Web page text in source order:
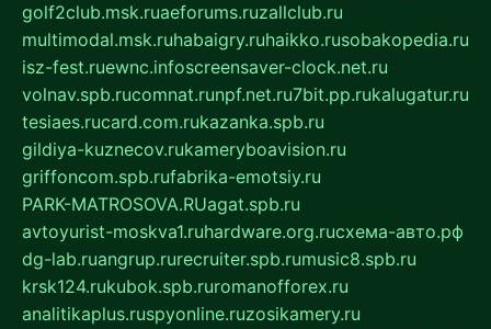
golf2club.msk.ruaeforums.ruzallclub.ru
multimodal.msk.ruhabaigry.ruhaikko.rusobakopedia.ru
isz-fest.ruewnc.infoscreensaver-clock.net.ru
volnav.spb.rucomnat.runpf.net.ru7bit.pp.rukalugatur.ru
tesiaes.rucard.com.rukazanka.spb.ru
gildiya-kuznecov.rukameryboavision.ru
griffoncom.spb.rufabrika-emotsiy.ru
PARK-MATROSOVA.RUagat.spb.ru
avtoyurist-moskva1.ruhardware.org.ruсхема-авто.рф
dg-lab.ruangrup.rurecruiter.spb.rumusic8.spb.ru
krsk124.rukubok.spb.ruromanofforex.ru
analitikaplus.ruspyonline.ruzosikamery.ru